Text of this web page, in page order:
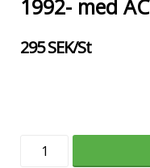
1992- med AC
295 SEK/St